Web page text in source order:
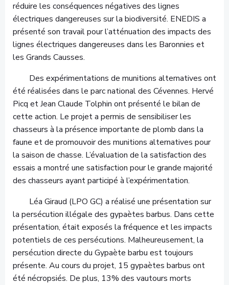
réduire les conséquences négatives des lignes
électriques dangereuses sur la biodiversité. ENEDIS a
présenté son travail pour l’atténuation des impacts des
lignes électriques dangereuses dans les Baronnies et
les Grands Causses.
Des expérimentations de munitions alternatives ont
été réalisées dans le parc national des Cévennes. Hervé
Picq et Jean Claude Tolphin ont présenté le bilan de
cette action. Le projet a permis de sensibiliser les
chasseurs à la présence importante de plomb dans la
faune et de promouvoir des munitions alternatives pour
la saison de chasse. L’évaluation de la satisfaction des
essais a montré une satisfaction pour le grande majorité
des chasseurs ayant participé à l’expérimentation.
Léa Giraud (LPO GC) a réalisé une présentation sur
la persécution illégale des gypaètes barbus. Dans cette
présentation, était exposés la fréquence et les impacts
potentiels de ces persécutions. Malheureusement, la
persécution directe du Gypaète barbu est toujours
présente. Au cours du projet, 15 gypaètes barbus ont
été nécropsiés. De plus, 13% des vautours morts